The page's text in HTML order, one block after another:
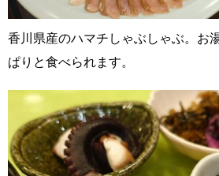
香川県産のハマチしゃぶしゃぶ。お
ぱりと食べられます。